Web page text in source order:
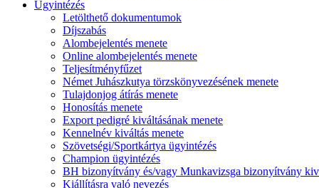
Ügyintézés
Letölthető dokumentumok
Díjszabás
Alombejelentés menete
Online alombejelentés menete
Teljesítményfűzet
Német Juhászkutya törzskönyvezésének menete
Tulajdonjog átírás menete
Honosítás menete
Export pedigré kiváltásának menete
Kennelnév kiváltás menete
Szövetségi/Sportkártya ügyintézés
Champion ügyintézés
BH bizonyítvány és/vagy Munkavizsga bizonyítvány
Kiállításra való nevezés